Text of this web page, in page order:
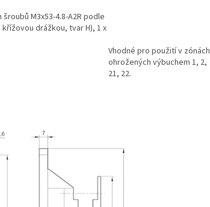
M3x53-4.8-A2R podle
křížovou drážkou, tvar H), 1 x
Vhodné pro použití v zónách
ohrožených výbuchem 1, 2,
21, 22.